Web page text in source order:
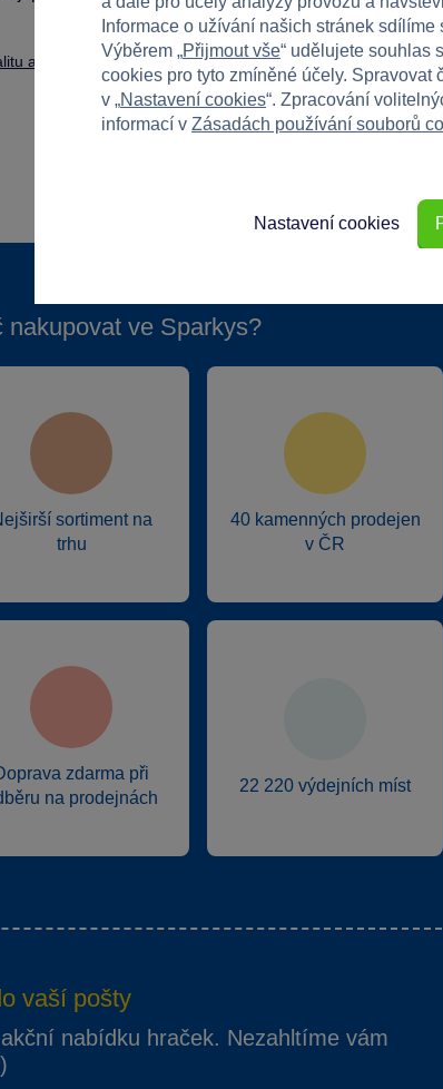
a bezpečnost.
nakupovat ve Sparkys?
sortiment na
trhu
40 kamenných prodejen
v ČR
zdarma při
na prodejnách
22 220 výdejních míst
vaší pošty
nabídku hraček. Nezahltíme vám
Informace o užívání našich stránek
Výběrem „Přijmout vše“ udělujete souhlas
cookies pro tyto zmíněné účely.
v „Nastavení cookies“. Zpracování
informací v Zásadách používání souborů
Nastavení cookies